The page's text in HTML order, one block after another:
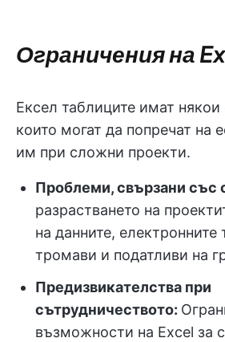
Ограничения на
Ексел таблиците имат някои
които могат да попречат на
им при сложни проекти.
Проблеми, свързани със
разрастването на
на данните, електронните
тромави и податливи на
Предизвикателства при
сътрудничеството:
възможности на Excel за